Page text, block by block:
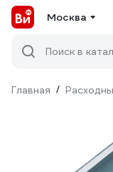
Москва
Поиск в
Главная /